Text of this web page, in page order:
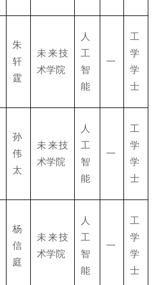
朱
轩
霆
未来技
术学院
人
工
智
能
一
工
学
学
士
孙
伟
太
未来技
术学院
人
工
智
能
一
工
学
学
士
杨
信
庭
未来技
术学院
人
工
智
能
一
工
学
学
士